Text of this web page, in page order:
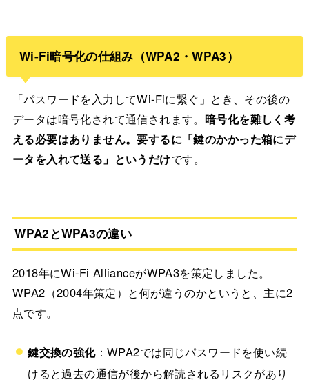
Wi-Fi暗号化の仕組み（WPA2・WPA3）
「パスワードを入力してWi-Fiに繋ぐ」とき、その後の
データは暗号化されて通信されます。 暗号化を難しく考
える必要はありません。要するに「鍵のかかった箱にデ
ータを入れて送る」というだけです。
WPA2とWPA3の違い
2018年にWi-Fi AllianceがWPA3を策定しました。
WPA2（2004年策定）と何が違うのかというと、主に2
点です。
鍵交換の強化：WPA2では同じパスワードを使い続
けると過去の通信が後から解読されるリスクがあり